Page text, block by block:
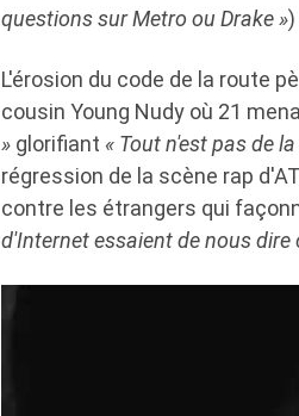
questions sur Metro ou Drake »)
L'érosion du code de la route
cousin Young Nudy où 21
» glorifiant « Tout n'est pas de
régression de la scène rap
contre les étrangers qui
d'Internet essaient de nous dire